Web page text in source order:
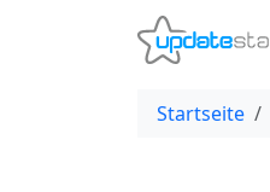
Startseite